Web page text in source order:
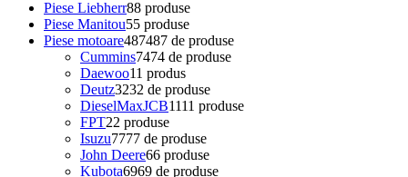
Piese Liebherr88 produse
Piese Manitou55 produse
Piese motoare487487 de produse
Cummins7474 de produse
Daewoo11 produs
Deutz3232 de produse
DieselMaxJCB1111 produse
FPT22 produse
Isuzu7777 de produse
John Deere66 produse
Kubota6969 de produse